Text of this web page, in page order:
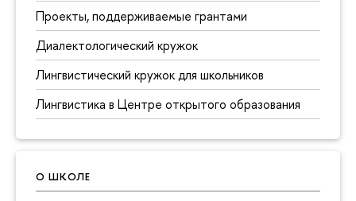
Проекты, поддерживаемые грантами
Диалектологический кружок
Лингвистический кружок для школьников
Лингвистика в Центре открытого образования
О ШКОЛЕ